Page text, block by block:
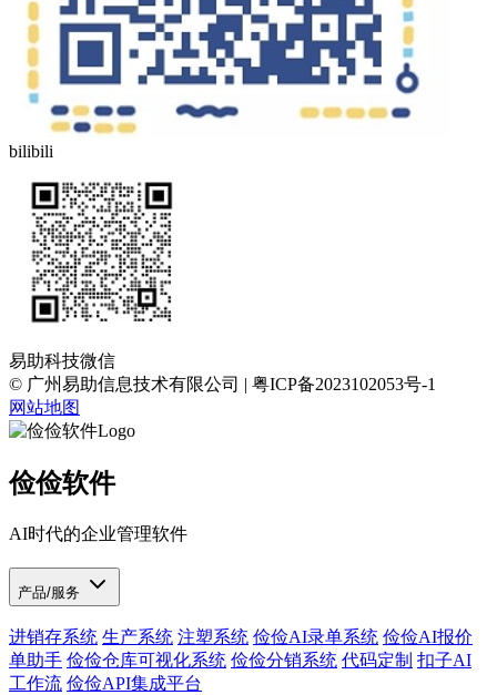
bilibili
易助科技微信
© 广州易助信息技术有限公司 | 粤ICP备2023102053号-1
网站地图
俭俭软件
AI时代的企业管理软件
产品/服务
进销存系统 生产系统 注塑系统 俭俭AI录单系统 俭俭AI报价
单助手 俭俭仓库可视化系统 俭俭分销系统 代码定制 扣子AI
工作流 俭俭API集成平台